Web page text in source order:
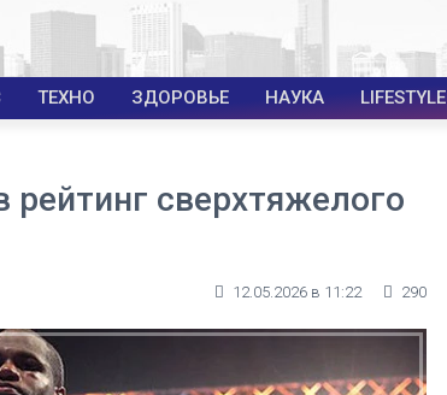
ТЕХНО ЗДОРОВЬЕ НАУКА LIFESTYLE
рейтинг сверхтяжелого
12.05.2026 в 11:22 290